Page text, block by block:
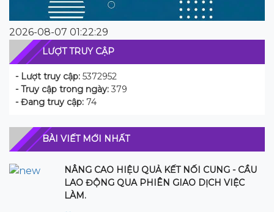
2026-08-07 01:22:29
LƯỢT TRUY CẬP
- Lượt truy cập: 5372952
- Truy cập trong ngày: 379
- Đang truy cập: 74
BÀI VIẾT MỚI NHẤT
NÂNG CAO HIỆU QUẢ KẾT NỐI CUNG - CẦU
LAO ĐỘNG QUA PHIÊN GIAO DỊCH VIỆC
LÀM.